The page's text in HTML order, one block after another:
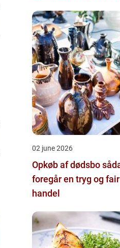
02 june 2026
Opkøb af dødsbo sådan
foregår en tryg og fair
handel